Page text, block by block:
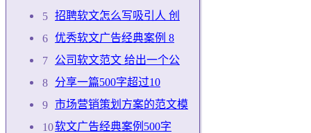
招聘软文怎么写吸引人 创
优秀软文广告经典案例 8
公司软文范文 给出一个公
分享一篇500字超过10
市场营销策划方案的范文模
软文广告经典案例500字